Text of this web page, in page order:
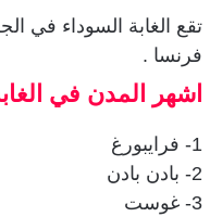
تقع الغابة السوداء في
فرنسا .
اشهر المدن في
1- فرايبورغ
2- بادن بادن
3- غوست